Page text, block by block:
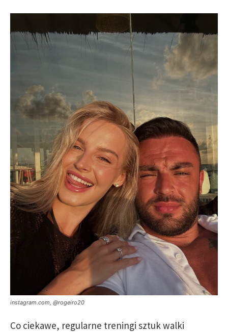
instagram.com, @rogeiro20
Co ciekawe, regularne treningi sztuk walki